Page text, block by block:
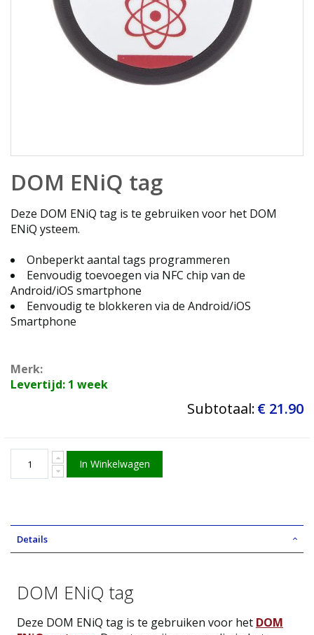
naar
het
begin
van
afbeeldingen-
gallerij
DOM ENiQ tag
Deze DOM ENiQ tag is te gebruiken voor het DOM
ENiQ ysteem.
Onbeperkt aantal tags programmeren
Eenvoudig toevoegen via NFC chip van de
Android/iOS smartphone
Eenvoudig te blokkeren via de Android/iOS
Smartphone
Merk:
Levertijd: 1 week
Subtotaal:€ 21.90
In Winkelwagen
Details
DOM ENiQ tag
Deze DOM ENiQ tag is te gebruiken voor het DOM